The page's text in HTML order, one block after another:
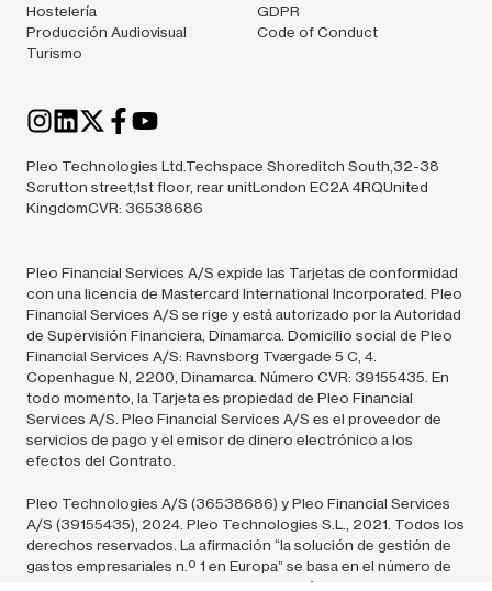
Hostelería
Producción Audiovisual
Turismo
GDPR
Code of Conduct
Pleo Technologies Ltd.Techspace Shoreditch South,32-38
Scrutton street,1st floor, rear unitLondon EC2A 4RQUnited
KingdomCVR: 36538686
Pleo Financial Services A/S expide las Tarjetas de conformidad
con una licencia de Mastercard International Incorporated. Pleo
Financial Services A/S se rige y está autorizado por la Autoridad
de Supervisión Financiera, Dinamarca. Domicilio social de Pleo
Financial Services A/S: Ravnsborg Tværgade 5 C, 4.
Copenhague N, 2200, Dinamarca. Número CVR: 39155435. En
todo momento, la Tarjeta es propiedad de Pleo Financial
Services A/S. Pleo Financial Services A/S es el proveedor de
servicios de pago y el emisor de dinero electrónico a los
efectos del Contrato.
Pleo Technologies A/S (36538686) y Pleo Financial Services
A/S (39155435), 2024. Pleo Technologies S.L., 2021. Todos los
derechos reservados. La afirmación “la solución de gestión de
gastos empresariales n.º 1 en Europa” se basa en el número de
clientes de Pleo en Europa en comparación con soluciones